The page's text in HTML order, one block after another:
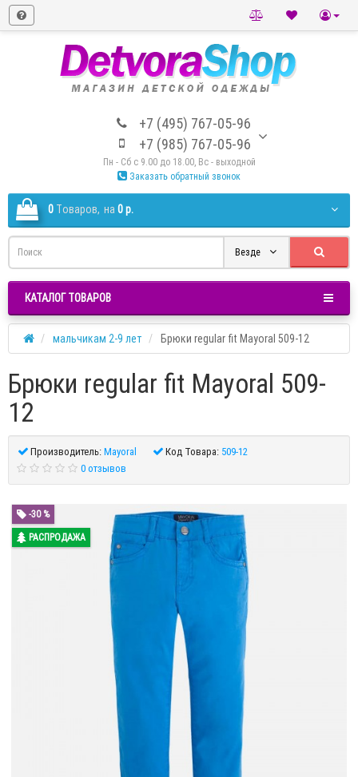
+7 (495) 767-05-96
+7 (985) 767-05-96
Пн - Сб с 9.00 до 18.00, Вс - выходной
Заказать обратный звонок
0 Tоваров, на 0 р.
Везде
КАТАЛОГ ТОВАРОВ
мальчикам 2-9 лет Брюки regular fit Mayoral 509-12
Брюки regular fit Mayoral 509-
12
Производитель:Mayoral Код Товара: 509-12
0 отзывов
-30 %
РАСПРОДАЖА